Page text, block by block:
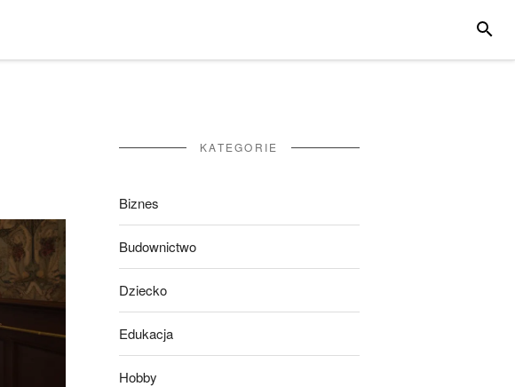
KATEGORIE
Biznes
Budownictwo
Dziecko
Edukacja
Hobby